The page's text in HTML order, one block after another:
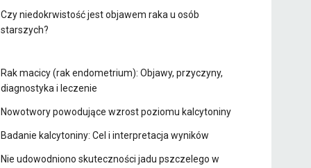
Czy niedokrwistość jest objawem raka u osób
starszych?
Rak macicy (rak endometrium): Objawy, przyczyny,
diagnostyka i leczenie
Nowotwory powodujące wzrost poziomu kalcytoniny
Badanie kalcytoniny: Cel i interpretacja wyników
Nie udowodniono skuteczności jadu pszczelego w